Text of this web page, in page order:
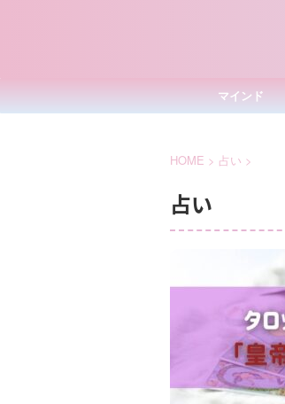
マインド
HOME > 占い >
占い